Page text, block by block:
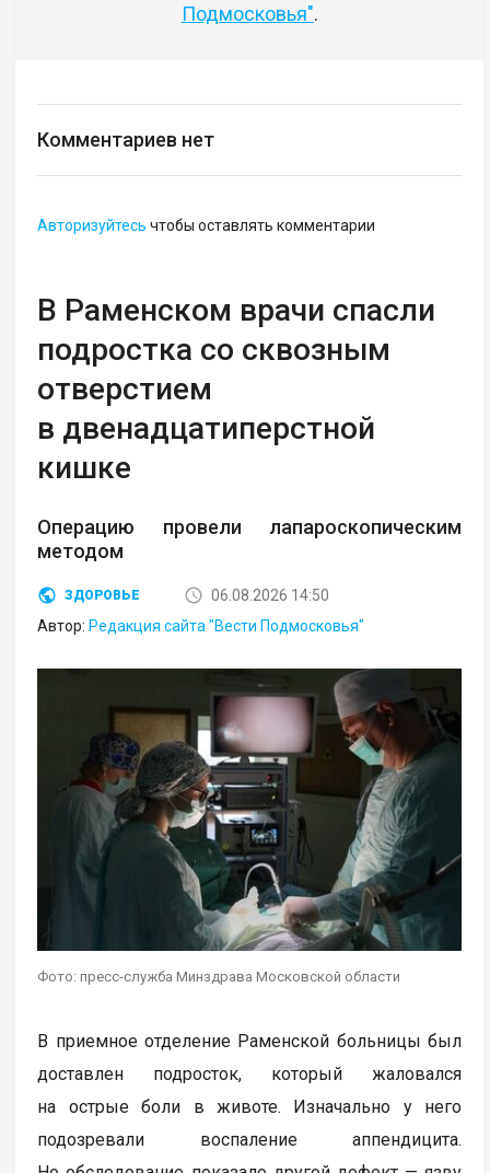
Подмосковья".
Комментариев нет
Авторизуйтесь чтобы оставлять комментарии
В Раменском врачи спасли
подростка со сквозным
отверстием
в двенадцатиперстной
кишке
Операцию провели лапароскопическим
методом
ЗДОРОВЬЕ
06.08.2026 14:50
Автор: Редакция сайта "Вести Подмосковья"
Фото: пресс-служба Минздрава Московской области
В приемное отделение Раменской больницы был
доставлен подросток, который жаловался
на острые боли в животе. Изначально у него
подозревали воспаление аппендицита.